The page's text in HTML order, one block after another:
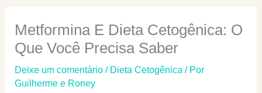
Metformina E Dieta Cetogênica: O
Que Você Precisa Saber
Deixe um comentário / Dieta Cetogênica / Por
Guilherme e Roney